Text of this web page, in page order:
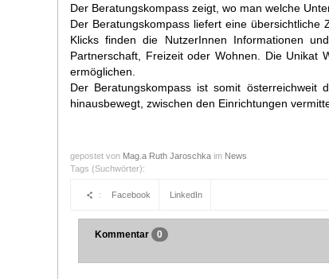
Der Beratungskompass zeigt, wo man welche
Der Beratungskompass liefert eine
Klicks finden die NutzerInnen Informationen
Partnerschaft, Freizeit oder Wohnen. Die Unikat
ermöglichen.
Der Beratungskompass ist somit
hinausbewegt, zwischen den Einrichtungen
gepostet von Mag.a Ruth Jaroschka im News
Tags (Suchwörter):
: Facebook LinkedIn
Kommentar 0